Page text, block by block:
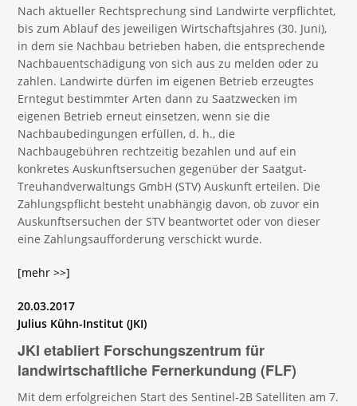
Nach aktueller Rechtsprechung sind Landwirte verpflichtet,
bis zum Ablauf des jeweiligen Wirtschaftsjahres (30. Juni),
in dem sie Nachbau betrieben haben, die entsprechende
Nachbauentschädigung von sich aus zu melden oder zu
zahlen. Landwirte dürfen im eigenen Betrieb erzeugtes
Erntegut bestimmter Arten dann zu Saatzwecken im
eigenen Betrieb erneut einsetzen, wenn sie die
Nachbaubedingungen erfüllen, d. h., die
Nachbaugebühren rechtzeitig bezahlen und auf ein
konkretes Auskunftsersuchen gegenüber der Saatgut-
Treuhandverwaltungs GmbH (STV) Auskunft erteilen. Die
Zahlungspflicht besteht unabhängig davon, ob zuvor ein
Auskunftsersuchen der STV beantwortet oder von dieser
eine Zahlungsaufforderung verschickt wurde.
[mehr >>]
20.03.2017
Julius Kühn-Institut (JKI)
JKI etabliert Forschungszentrum für
landwirtschaftliche Fernerkundung (FLF)
Mit dem erfolgreichen Start des Sentinel-2B Satelliten am 7.